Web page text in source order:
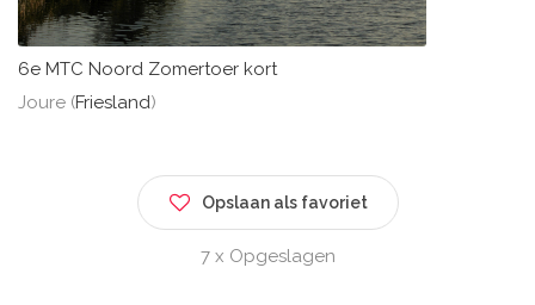
6e MTC Noord Zomertoer kort
Joure (Friesland)
Opslaan als favoriet
7 x Opgeslagen